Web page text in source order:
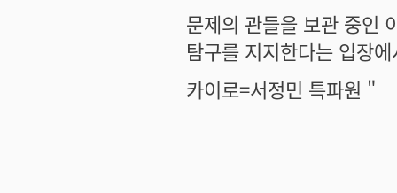
문제의 관들을 보관 중인
탐구를 지지한다는 입장
카이로=서정민 특파원 "